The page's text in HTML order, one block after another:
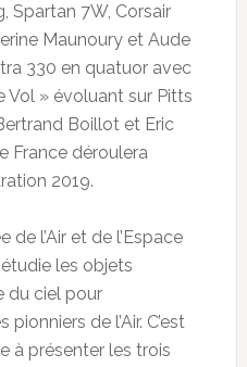
Spartan 7W, Corsair
Maunoury et Aude
330 en quatuor avec
Vol » évoluant sur Pitts
Boillot et Eric
France déroulera
2019.
de l’Air et de l’Espace
les objets
du ciel pour
de l’Air. C’est
à présenter les trois